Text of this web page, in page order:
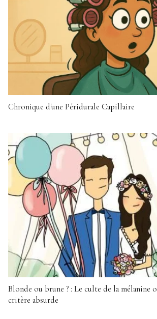
Chronique d'une Péridurale Capillaire
Blonde ou brune ? : Le culte de la mélanine
critère absurde